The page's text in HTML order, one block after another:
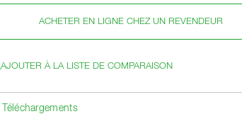
ACHETER EN LIGNE CHEZ UN REVENDEUR
AJOUTER À LA LISTE DE COMPARAISON
Téléchargements